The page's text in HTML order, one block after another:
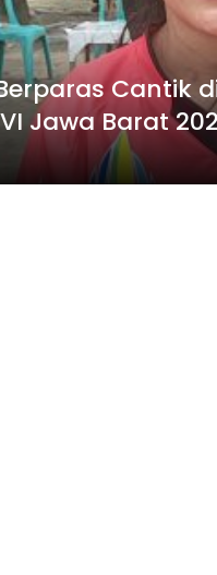
Cantik
Jawa Barat